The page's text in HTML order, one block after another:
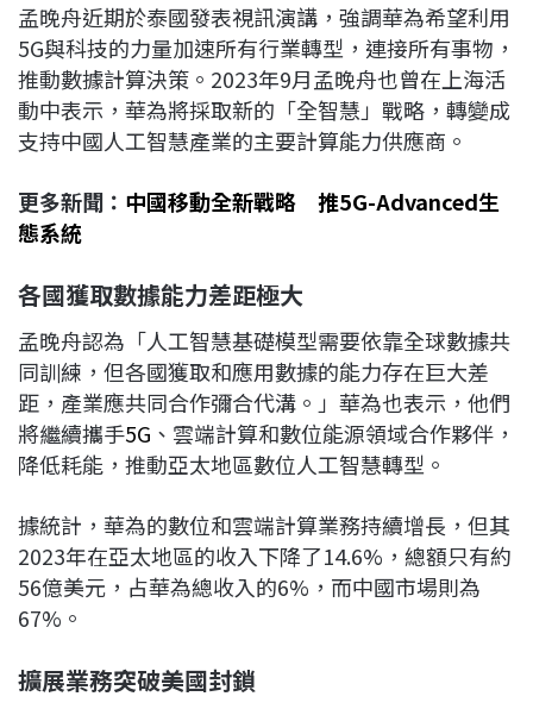
孟晚舟近期於泰國發表視訊演講，強調華為希望利用
5G與科技的力量加速所有行業轉型，連接所有事物，
推動數據計算決策。2023年9月孟晚舟也曾在上海活
動中表示，華為將採取新的「全智慧」戰略，轉變成
支持中國人工智慧產業的主要計算能力供應商。
更多新聞： 中國移動全新戰略 推5G-Advanced生
態系統
各國獲取數據能力差距極大
孟晚舟認為「人工智慧基礎模型需要依靠全球數據共
同訓練，但各國獲取和應用數據的能力存在巨大差
距，產業應共同合作彌合代溝。」華為也表示，他們
將繼續攜手5G 、雲端計算和數位能源領域合作夥伴，
降低耗能，推動亞太地區數位人工智慧轉型。
據統計，華為的數位和雲端計算業務持續增長，但其
2023年在亞太地區的收入下降了14.6%，總額只有約
56億美元，占華為總收入的6%，而中國市場則為
67%。
擴展業務突破美國封鎖